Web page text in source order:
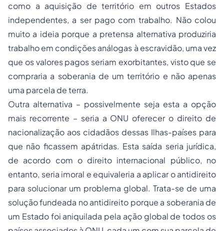
como a aquisição de território em outros Estados
independentes, a ser pago com trabalho. Não colou
muito a ideia porque a pretensa alternativa produziria
trabalho em condições análogas à escravidão, uma vez
que os valores pagos seriam exorbitantes, visto que se
compraria a soberania de um território e não apenas
uma parcela de terra.
Outra alternativa – possivelmente seja esta a opção
mais recorrente – seria a ONU oferecer o direito de
nacionalização aos cidadãos dessas Ilhas-países para
que não ficassem apátridas. Esta saída seria jurídica,
de acordo com o direito internacional público, no
entanto, seria imoral e equivaleria a aplicar o antidireito
para solucionar um problema global. Trata-se de uma
solução fundeada no antidireito porque a soberania de
um Estado foi aniquilada pela ação global de todos os